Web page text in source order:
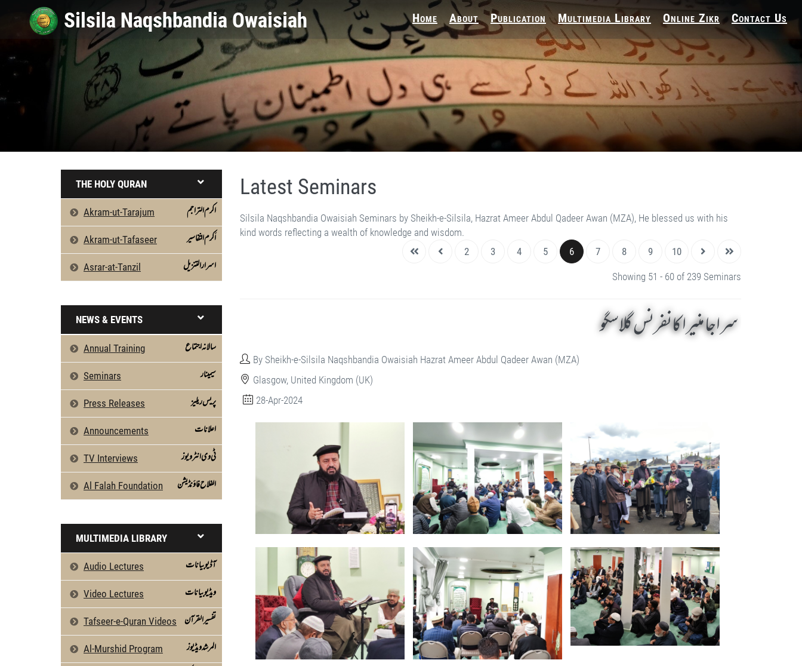
Home About Publication Multimedia Library Online Zikr Contact Us
THE HOLY QURAN
Akram-ut-Tarajum اکرم التراجم
Akram-ut-Tafaseer اَکرم التّفاسیر
Asrar-at-Tanzil اسرارالتنزیل
NEWS & EVENTS
Annual Training سالانہ اجتماع
Seminars سیمینار
Press Releases پریس ریلیز
Announcements اعلانات
TV Interviews ٹی وی انٹرویوز
Al Falah Foundation الفلاح فاؤنڈیشن
MULTIMEDIA LIBRARY
Audio Lectures آڈیو بیانات
Video Lectures ویڈیو بیانات
Tafseer-e-Quran Videos تفسیرالقرآن
Al-Murshid Program المرشد ویڈیوز
Latest Seminars
Silsila Naqshbandia Owaisiah Seminars by Sheikh-e-Silsila, Hazrat Ameer Abdul Qadeer Awan (MZA), He blessed us with his
kind words reflecting a wealth of knowledge and wisdom.
2
3 4 5 6 7 8 9 10
Showing 51 - 60 of 239 Seminars
سراجا منیرا کانفرنس گلاسگو
By Sheikh-e-Silsila Naqshbandia Owaisiah Hazrat Ameer Abdul Qadeer Awan (MZA)
Glasgow, United Kingdom (UK)
28-Apr-2024